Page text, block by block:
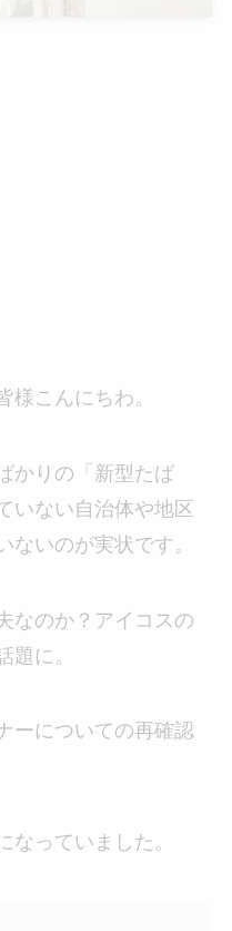
様こんにちわ。
かりの「新型たば
いない自治体や地区
ないのが実状です。
なのか？アイコスの
題に。
ーについての再確認
なっていました。